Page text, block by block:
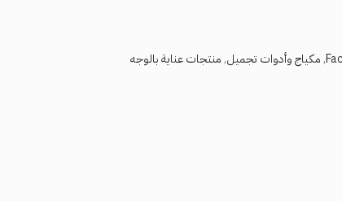
, مكياج وأدوات تجميل, منتجات عناية بالوجه